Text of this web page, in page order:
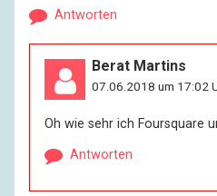
Antworten
Berat Martins
07.06.2018 um 17:02
Oh wie sehr ich Foursquare
Antworten